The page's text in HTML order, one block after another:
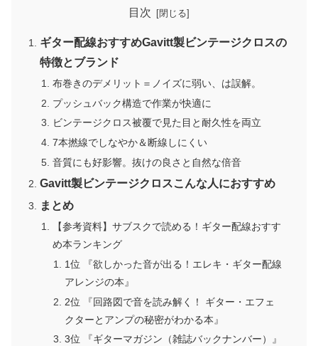
目次
ギター配線おすすめGavitt製ビンテージクロスの
特徴とブランド
布巻きのデメリット＝ノイズに弱い、は誤解。
プッシュバック構造で作業が快適に
ビンテージクロス被覆で見た目と耐久性を両立
7本撚線でしなやか＆断線しにくい
音質にも好影響。抜けの良さと自然な倍音
Gavitt製ビンテージクロスこんな人におすすめ
まとめ
【参考資料】サブスクで読める！ギター配線おすす
め本ランキング
1位 『欲しかった音が出る！エレキ・ギター配線
アレンジの本』
2位 『回路図で音を読み解く！ ギター・エフェ
クターとアンプの秘密がわかる本』
3位 『ギターマガジン（雑誌バックナンバー）』